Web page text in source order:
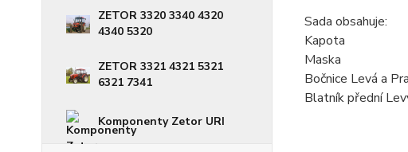
ZETOR 3320 3340 4320
4340 5320
ZETOR 3321 4321 5321
6321 7341
Komponenty Zetor URI
Sada obsahuje:
Kapota
Maska
Bočnice Levá a
Blatník přední